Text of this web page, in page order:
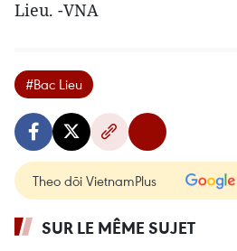
Lieu. -VNA
#Bac Lieu
Theo dõi VietnamPlus
SUR LE MÊME SUJET